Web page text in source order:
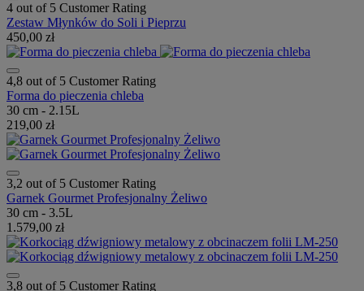
4 out of 5 Customer Rating
Zestaw Młynków do Soli i Pieprzu
450,00 zł
4,8 out of 5 Customer Rating
Forma do pieczenia chleba
30 cm - 2.15L
219,00 zł
3,2 out of 5 Customer Rating
Garnek Gourmet Profesjonalny Żeliwo
30 cm - 3.5L
1.579,00 zł
3,8 out of 5 Customer Rating